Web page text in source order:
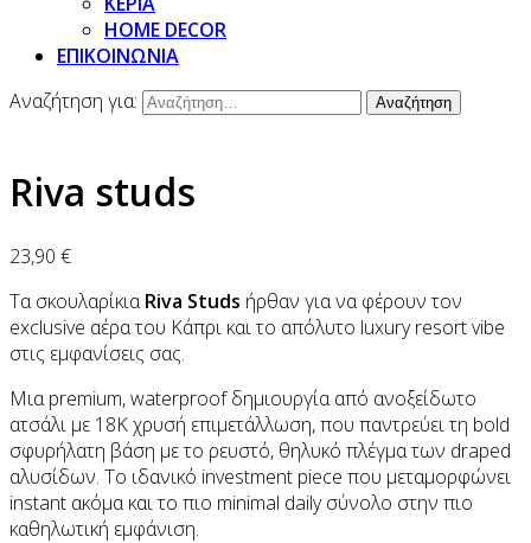
HOME DECOR
ΕΠΙΚΟΙΝΩΝΙΑ
Αναζήτηση για:
Riva studs
23,90 €
Τα σκουλαρίκιαRiva Studs ήρθαν για να φέρουν τον
exclusive αέρα του Κάπρι και το απόλυτο luxury resort vibe
στις εμφανίσεις σας.
Μια premium, waterproof δημιουργία από ανοξείδωτο
ατσάλι με 18K χρυσή επιμετάλλωση, που παντρεύει τη bold
σφυρήλατη βάση με το ρευστό, θηλυκό πλέγμα των draped
αλυσίδων. Το ιδανικό investment piece που μεταμορφώνει
instant ακόμα και το πιο minimal daily σύνολο στην πιο
καθηλωτική εμφάνιση.